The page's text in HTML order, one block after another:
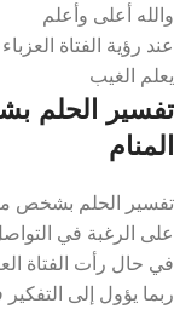
والله أعلى وأعلم
عند رؤية الفتاة
يعلم الغيب
تفسير الحلم
المنام
تفسير الحلم بشخص
على الرغبة في
في حال رأت الفتاة
ربما يؤول إلى